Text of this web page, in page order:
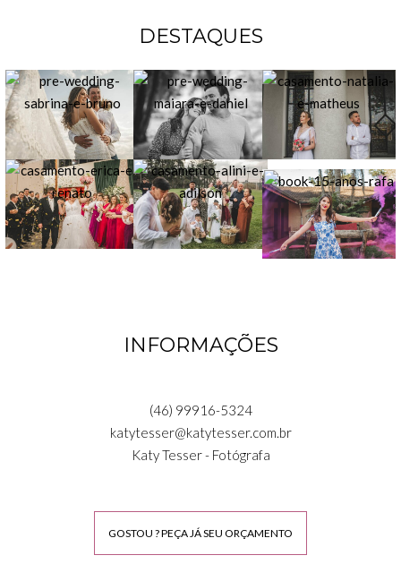
DESTAQUES
INFORMAÇÕES
(46) 99916-5324
katytesser@katytesser.com.br
Katy Tesser - Fotógrafa
GOSTOU ? PEÇA JÁ SEU ORÇAMENTO